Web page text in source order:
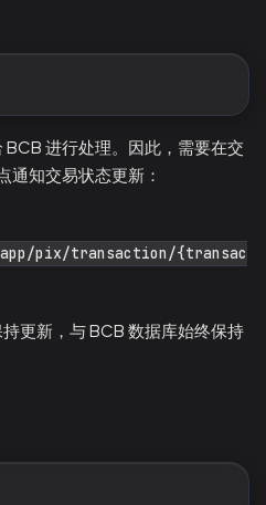
进行处理。因此，需要在交
通知交易状态更新：
pix/transaction/{transac
更新，与 BCB 数据库始终保持